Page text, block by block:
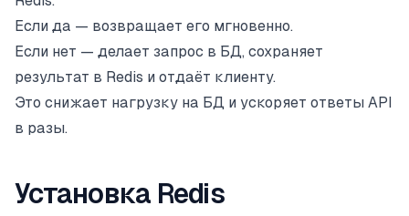
Если да — возвращает его мгновенно.
Если нет — делает запрос в БД, сохраняет
результат в Redis и отдаёт клиенту.
Это снижает нагрузку на БД и ускоряет ответы API
в разы.
Установка Redis